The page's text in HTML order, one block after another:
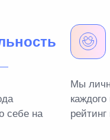
себе на
Мы
рейтинг